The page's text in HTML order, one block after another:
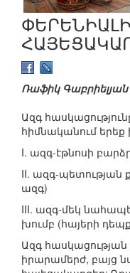
Ռաֆիկ Գաբրիելյան
Ազգ
հիմնականում
Ι. ազգ-էթնոսի
ΙΙ. ազգ-
ազգ)
ΙΙΙ. ազգ-մեկ
խումբ (հայերի
Ազգ
իրարամերժ, բայց